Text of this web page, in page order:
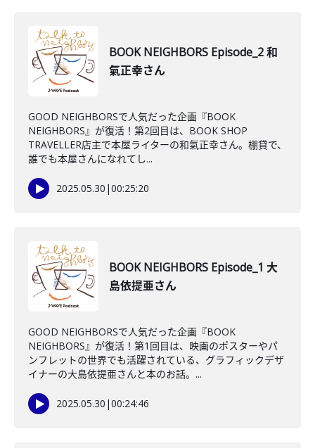
BOOK NEIGHBORS Episode_2 和
氣正幸さん
GOOD NEIGHBORSで人気だった企画『BOOK
NEIGHBORS』が復活！第2回目は、BOOK SHOP
TRAVELLER店主で本屋ライターの和氣正幸さん。棚貸で、
誰でも本屋さんになれてし...
2025.05.30 |00:25:20
BOOK NEIGHBORS Episode_1 大
島依提亜さん
GOOD NEIGHBORSで人気だった企画『BOOK
NEIGHBORS』が復活！第1回目は、映画のポスターやパ
ンフレットの世界でも活躍されている、グラフィックデザ
イナーの大島依提亜さんと本のお話。...
2025.05.30 |00:24:46